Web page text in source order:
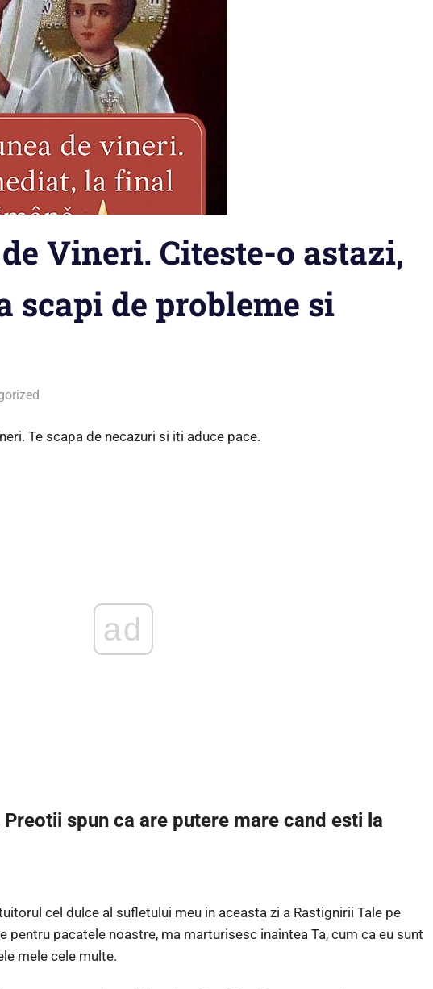
Vineri. Citeste-o astazi,
scapi de probleme si
Te scapa de necazuri si iti aduce pace.
ad
spun ca are putere mare cand esti la
cel dulce al sufletului meu in aceasta zi a Rastignirii Tale pe
pentru pacatele noastre, ma marturisesc inaintea Ta, cum ca eu sunt
mele cele multe.